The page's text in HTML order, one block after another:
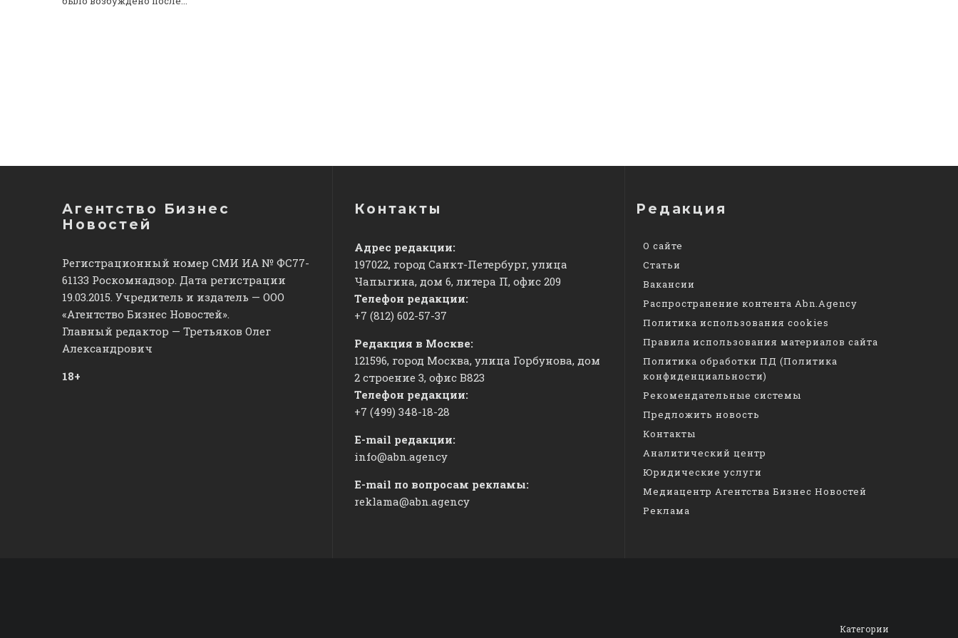
Агентство Бизнес
Новостей
Регистрационный номер СМИ ИА № ФС77-
61133 Роскомнадзор. Дата регистрации
19.03.2015. Учредитель и издатель — ООО
«Агентство Бизнес Новостей».
Главный редактор — Третьяков Олег
Александрович
18+
Контакты
Адрес редакции:
197022, город Санкт-Петербург, улица
Чапыгина, дом 6, литера П, офис 209
Телефон редакции:
+7 (812) 602-57-37
Редакция в Москве:
121596, город Москва, улица Горбунова, дом
2 строение 3, офис ​В823
Телефон редакции:
+7 (499) 348-18-28
E-mail редакции:
info@abn.agency
E-mail по вопросам рекламы:
reklama@abn.agency
Редакция
О сайте
Статьи
Вакансии
Распространение контента Abn.Agency
Политика использования cookies
Правила использования материалов сайта
Политика обработки ПД (Политика
конфиденциальности)
Рекомендательные системы
Предложить новость
Контакты
Аналитический центр
Юридические услуги
Медиацентр Агентства Бизнес Новостей
Реклама
Категории